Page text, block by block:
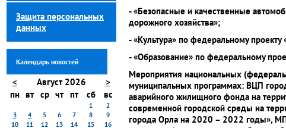
Защита персональных
данных
Календарь новостей
< Август 2026
>
пн вт ср чт пт сб вс
1
2
3
4 5 6 7 8
9
10
11 12 13 14 15
16
- «Безопасные и качественные
дорожного хозяйства»;
- «Культура» по федеральному проекту
- «Образование» по федеральному
Мероприятия национальных
муниципальных программах: ВЦП
аварийного жилищного фонда на
современной городской среды на
города Орла на 2020 – 2022 годы»,